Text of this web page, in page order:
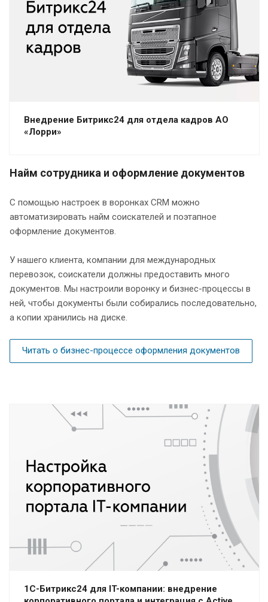
Найм сотрудника и оформление документов
С помощью настроек в воронках CRM можно
автоматизировать найм соискателей и поэтапное
оформление документов.
У нашего клиента, компании для международных
перевозок, соискатели должны предоставить много
документов. Мы настроили воронку и бизнес-процессы в
ней, чтобы документы были собирались последовательно,
а копии хранились на диске.
Читать о бизнес-процессе оформления документов
Внедрение Битрикс24 для отдела кадров АО
«Лорри»
1С-Битрикс24 для IT-компании: внедрение